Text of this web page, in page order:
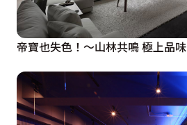
帝寶也失色！～山林共鳴 極上品味